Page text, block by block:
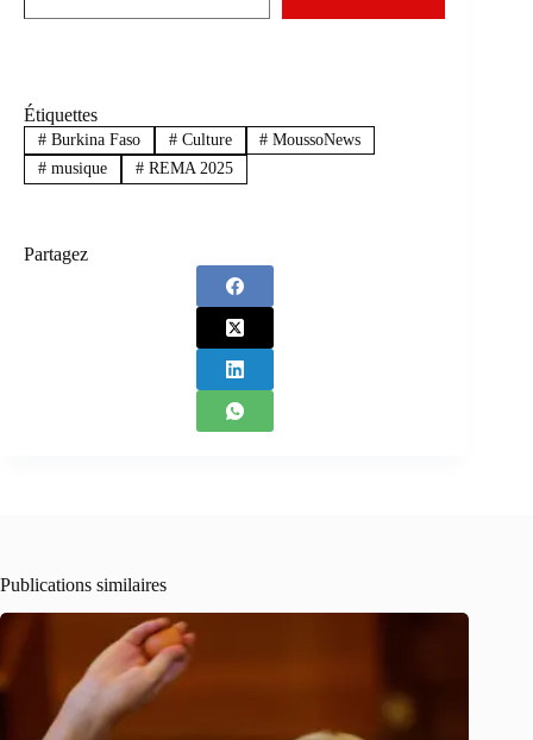
Étiquettes
#Burkina Faso #Culture # MoussoNews
#musique #REMA 2025
Partagez
Publications similaires